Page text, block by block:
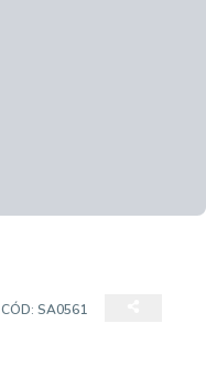
CÓD: SA0561